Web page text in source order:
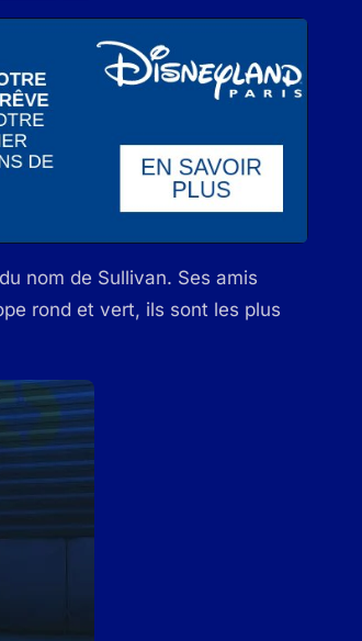
nom de Sullivan. Ses amis
rond et vert, ils sont les plus